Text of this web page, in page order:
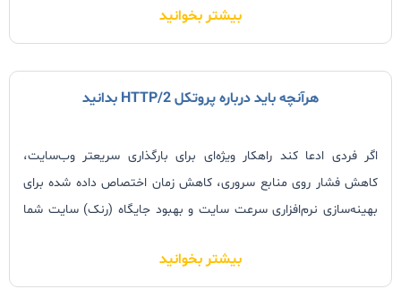
بیشتر بخوانید
هرآنچه باید درباره پروتکل HTTP/2 بدانید
اگر فردی ادعا کند راهکار ویژه‌ای برای بارگذاری سریعتر وب‌سایت،
کاهش فشار روی منابع سروری، کاهش زمان اختصاص داده شده برای
بهینه‌سازی نرم‌افزاری سرعت سایت و بهبود جایگاه (رنک) سایت شما
با ظهور یکی از برترین پیشرفت‌های حادث‌ شده در تکنولوژی وب در طول
20 سال گذشته، تمامی موارد یادشده به آسانی در اختیار شما قرار
بیشتر بخوانید